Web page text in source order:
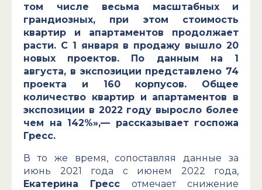
том числе весьма масштабных и
грандиозных, при этом стоимость
квартир и апартаментов продолжает
расти. С 1 января в продажу вышло 20
новых проектов. По данным на 1
августа, в экспозиции представлено 74
проекта и 160 корпусов. Общее
количество квартир и апартаментов в
экспозиции в 2022 году выросло более
чем на 142%»,— рассказывает госпожа
Гресс.
В то же время, сопоставляя данные за
июнь 2021 года с июнем 2022 года,
Екатерина Гресс отмечает снижение